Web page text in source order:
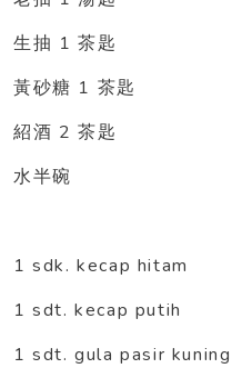
生抽 1茶匙
黃砂糖 1 茶匙
紹酒 2茶匙
水半碗
1 sdk. kecap hitam
1 sdt. kecap putih
1 sdt. gula pasir kuning